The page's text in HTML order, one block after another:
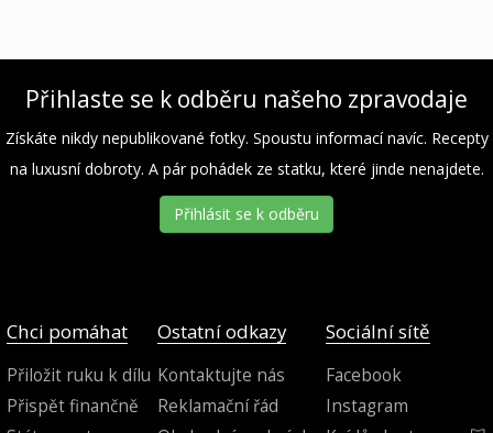
Přihlaste se k odběru našeho zpravodaje
Získáte nikdy nepublikované fotky. Spoustu informací navíc. Recepty
na luxusní dobroty. A pár pohádek ze statku, které jinde nenajdete.
Přihlásit se k odběru
Chci pomáhat
Přiložit ruku k dílu
Přispět finančně
Ostatní odkazy
Kontaktujte nás
Reklamační řád
Sociální sítě
Facebook
Instagram